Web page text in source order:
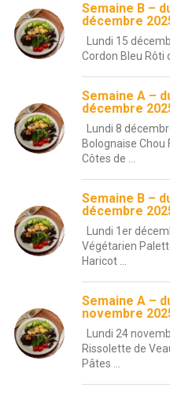
Semaine B –
décembre
Lundi 15
Cordon Bleu Rôti
Semaine A –
décembre
Lundi 8
Bolognaise Chou
Côtes de ...
Semaine B –
décembre
Lundi 1er
Végétarien
Haricot ...
Semaine A –
novembre
Lundi 24
Rissolette de
Pâtes ...